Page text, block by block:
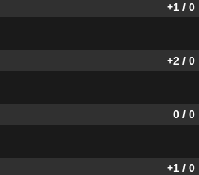
+1 / 0
+2 / 0
0 / 0
+1 / 0